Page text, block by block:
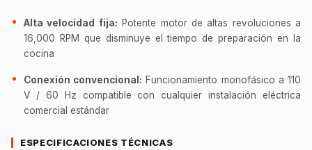
Alta velocidad fija: Potente motor de altas revoluciones a
16,000 RPM que disminuye el tiempo de preparación en la
cocina
Conexión convencional: Funcionamiento monofásico a 110
V / 60 Hz compatible con cualquier instalación eléctrica
comercial estándar
ESPECIFICACIONES TÉCNICAS